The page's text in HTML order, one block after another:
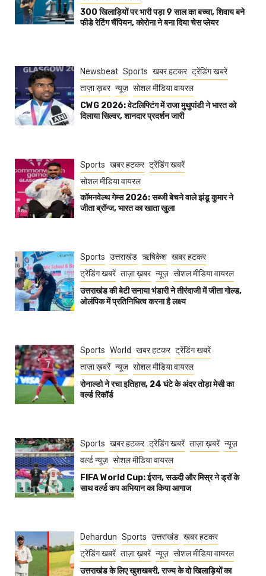
300 खिलाड़ियों पर भारी पड़ा 9 साल का बच्चा, शिवाय बने
फीडे रेटिंग चैंपियन, कोरोना ने बना दिया चेस प्लेयर
Newsbeat Sports खबर हटकर ट्रेंडिंग खबरें
ताज़ा ख़बर न्यूज़ सोशल मीडिया वायरल
CWG 2026: वेटलिफ्टिंग में राजा मुथुपांडी ने भारत को
दिलाया सिल्वर, शानदार प्रदर्शन जारी
Sports खबर हटकर ट्रेंडिंग खबरें
सोशल मीडिया वायरल
कॉमनवेल्थ गेम्स 2026: सब्जी बेचने वाले झंडू कुमार ने
जीता ब्रॉन्ज, भारत का खाता खुला
Sports उत्तराखंड ऋषिकेश खबर हटकर
ट्रेंडिंग खबरें ताज़ा ख़बर न्यूज़ सोशल मीडिया वायरल
उत्तराखंड की बेटी सनाया भंडारी ने तीरंदाजी में जीता गोल्ड,
ओलंपिक में प्रतिनिधित्व करना है लक्ष्य
Sports World खबर हटकर ट्रेंडिंग खबरें
ताज़ा ख़बरें न्यूज़ सोशल मीडिया वायरल
रोनाल्डो ने रचा इतिहास, 24 घंटे के अंदर तोड़ा मेसी का
वर्ल्ड रिकॉर्ड
Sports खबर हटकर ट्रेंडिंग खबरें ताज़ा ख़बरें न्यूज़
वर्ल्ड न्यूज़ सोशल मीडिया वायरल
FIFA World Cup: ईरान, सऊदी और मिस्र ने ड्रॉ के
साथ वर्ल्ड कप अभियान का किया आगाज
Dehardun Sports उत्तराखंड खबर हटकर
ट्रेंडिंग खबरें ताज़ा ख़बरें न्यूज़ सोशल मीडिया वायरल
उत्तराखंड के लिए खुशखबरी, राज्य के दो खिलाड़ियों का